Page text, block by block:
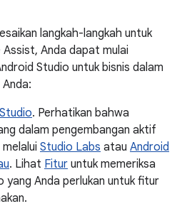
langkah-langkah untuk
Anda dapat mulai
Studio untuk bisnis dalam
. Perhatikan bahwa
dalam pengembangan aktif
Studio Labs atau Android
. Lihat Fitur untuk memeriksa
yang Anda perlukan untuk fitur